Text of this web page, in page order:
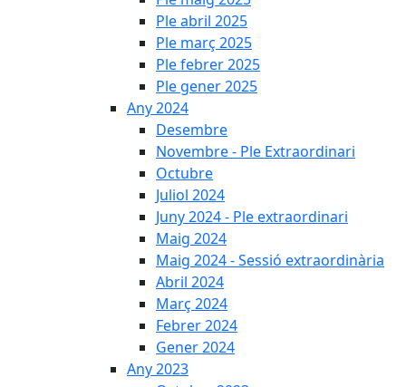
Ple abril 2025
Ple març 2025
Ple febrer 2025
Ple gener 2025
Any 2024
Desembre
Novembre - Ple Extraordinari
Octubre
Juliol 2024
Juny 2024 - Ple extraordinari
Maig 2024
Maig 2024 - Sessió extraordinària
Abril 2024
Març 2024
Febrer 2024
Gener 2024
Any 2023